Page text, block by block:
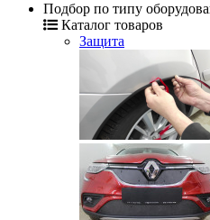
Подбор по типу
Каталог товаров
Защита